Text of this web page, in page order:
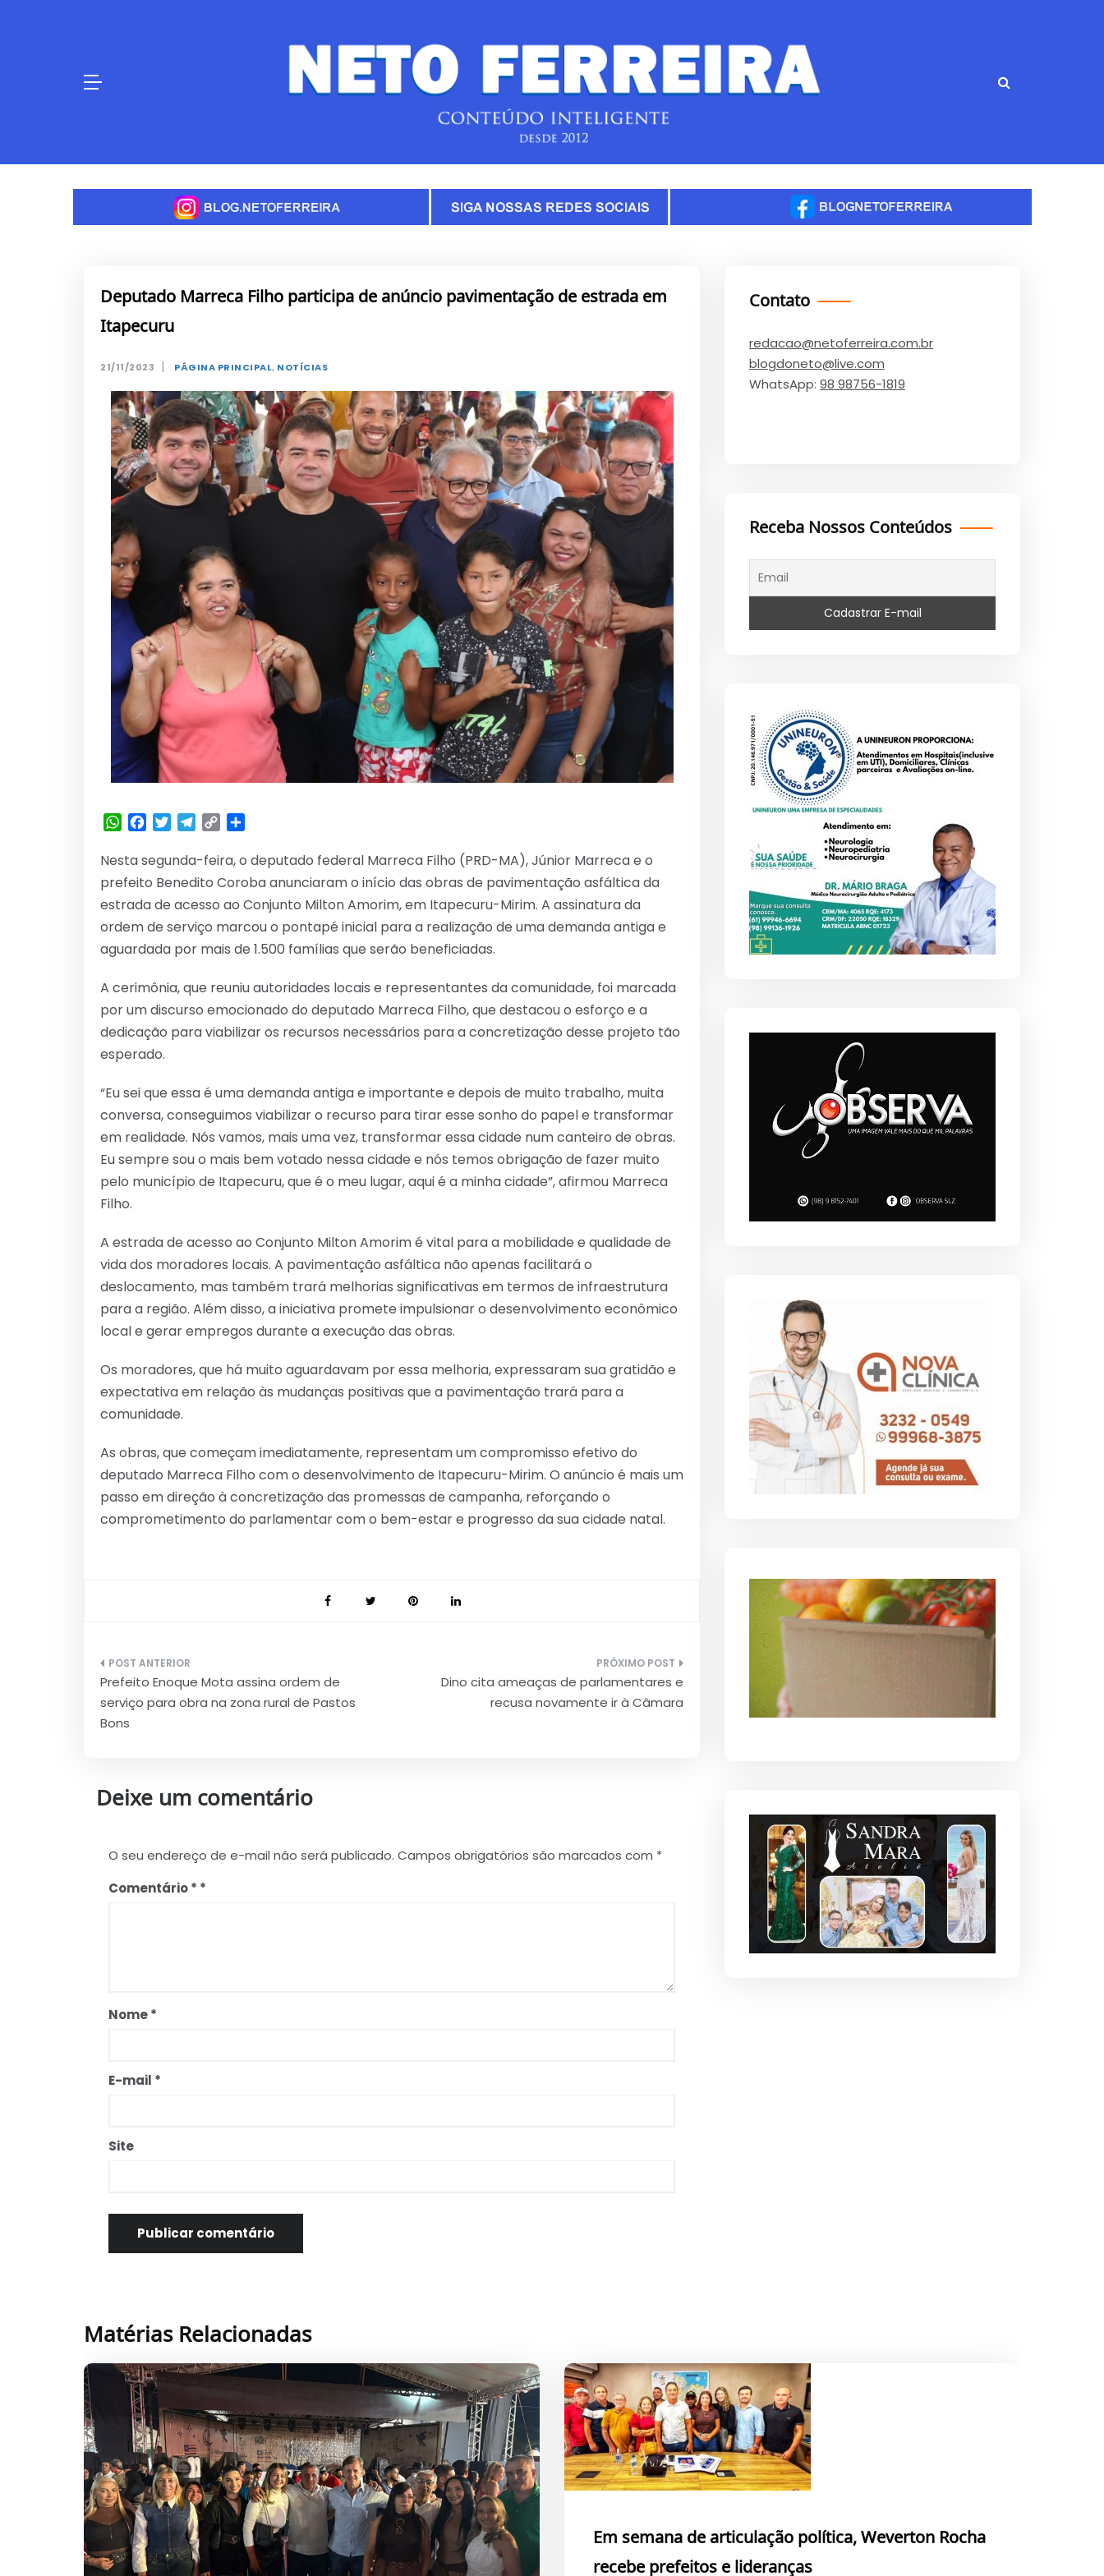
Deputado Marreca Filho participa de anúncio pavimentação de estrada em
Itapecuru
21/11/2023 | PÁGINA PRINCIPAL, NOTÍCIAS
WhatsApp
Facebook
TwitterTelegram
Copy
Nesta segunda-feira, o deputado federal Marreca Filho (PRD-MA), Júnior Marreca e o
prefeito Benedito Coroba anunciaram o início das obras de pavimentação asfáltica da
estrada de acesso ao Conjunto Milton Amorim, em Itapecuru-Mirim. A assinatura da
ordem de serviço marcou o pontapé inicial para a realização de uma demanda antiga e
aguardada por mais de 1.500 famílias que serão beneficiadas.
A cerimônia, que reuniu autoridades locais e representantes da comunidade, foi marcada
por um discurso emocionado do deputado Marreca Filho, que destacou o esforço e a
dedicação para viabilizar os recursos necessários para a concretização desse projeto tão
esperado.
“Eu sei que essa é uma demanda antiga e importante e depois de muito trabalho, muita
conversa, conseguimos viabilizar o recurso para tirar esse sonho do papel e transformar
em realidade. Nós vamos, mais uma vez, transformar essa cidade num canteiro de obras.
Eu sempre sou o mais bem votado nessa cidade e nós temos obrigação de fazer muito
pelo município de Itapecuru, que é o meu lugar, aqui é a minha cidade”, afirmou Marreca
Filho.
A estrada de acesso ao Conjunto Milton Amorim é vital para a mobilidade e qualidade de
vida dos moradores locais. A pavimentação asfáltica não apenas facilitará o
deslocamento, mas também trará melhorias significativas em termos de infraestrutura
para a região. Além disso, a iniciativa promete impulsionar o desenvolvimento econômico
local e gerar empregos durante a execução das obras.
Os moradores, que há muito aguardavam por essa melhoria, expressaram sua gratidão e
expectativa em relação às mudanças positivas que a pavimentação trará para a
comunidade.
As obras, que começam imediatamente, representam um compromisso efetivo do
deputado Marreca Filho com o desenvolvimento de Itapecuru-Mirim. O anúncio é mais um
passo em direção à concretização das promessas de campanha, reforçando o
comprometimento do parlamentar com o bem-estar e progresso da sua cidade natal.
Navegação
de
Post
Prefeito Enoque Mota assina ordem de
serviço para obra na zona rural de Pastos
Bons
Dino cita ameaças de parlamentares e
recusa novamente ir à Câmara
Deixe um comentário
O seu endereço de e-mail não será publicado. Campos obrigatórios são marcados com *
Comentário*
Nome*
E-mail *
Site
Contato
redacao@netoferreira.com.br
blogdoneto@live.com
WhatsApp: 98 98756-1819
Receba Nossos Conteúdos
Matérias Relacionadas
Em semana de articulação política, Weverton Rocha
recebe prefeitos e lideranças